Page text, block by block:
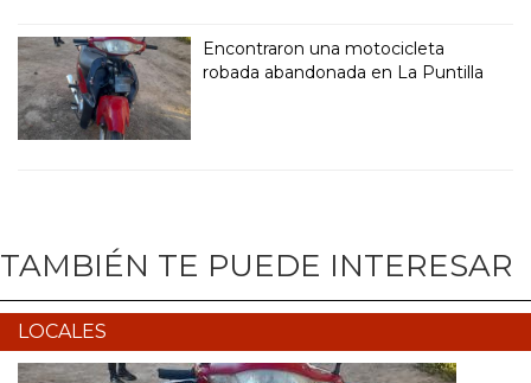
Encontraron una motocicleta
robada abandonada en La Puntilla
TAMBIÉN TE PUEDE INTERESAR
LOCALES